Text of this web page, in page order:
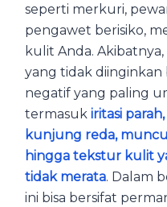
seperti merkuri,
pengawet berisiko,
kulit Anda.
yang tidak diinginkan
negatif yang paling
termasuk iritasi
kunjung reda,
hingga tekstur kulit
tidak merata. Dalam
ini bisa bersifat